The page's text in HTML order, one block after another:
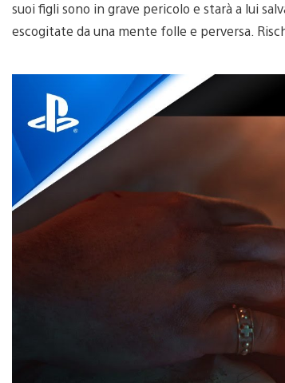
suoi figli sono in grave pericolo e starà a lui
escogitate da una mente folle e perversa.